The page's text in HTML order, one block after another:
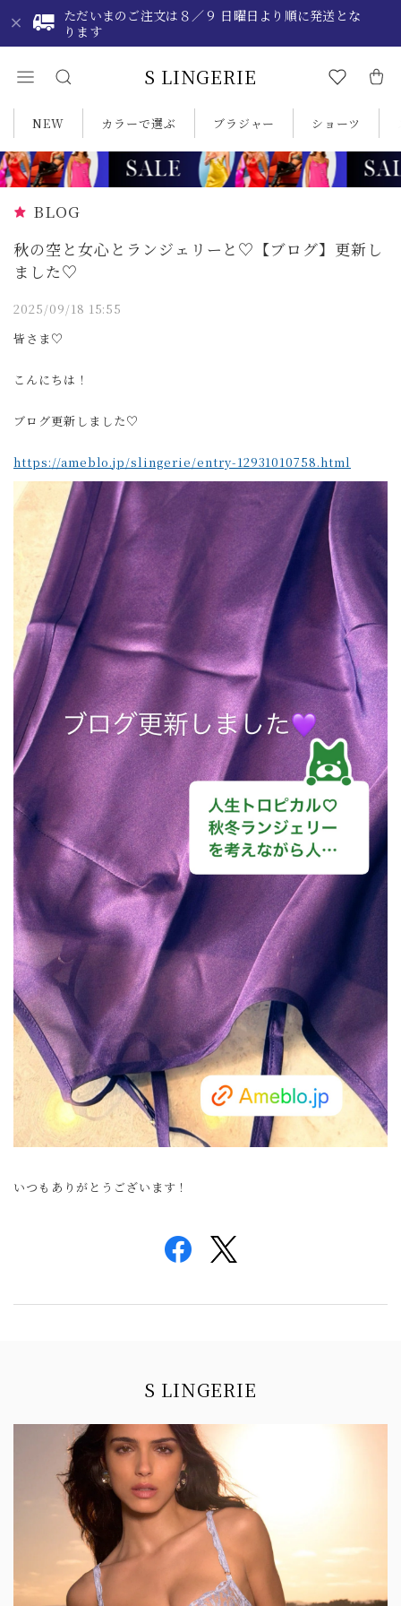
ただいまのご注文は８／９ 日曜日より順に発送とな
ります
S LINGERIE
NEW カラーで選ぶ ブラジャー ショーツ
BLOG
秋の空と女心とランジェリーと♡【ブログ】更新し
ました♡
2025/09/18 15:55
皆さま♡
こんにちは！
ブログ更新しました♡
https://ameblo.jp/slingerie/entry-12931010758.html
いつもありがとうございます！
S LINGERIE